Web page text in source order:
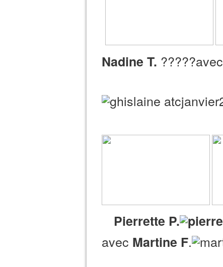
Nadine T. ?????avec
Pierrette P.
avec Martine F.